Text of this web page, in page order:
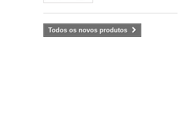
Todos os novos produtos